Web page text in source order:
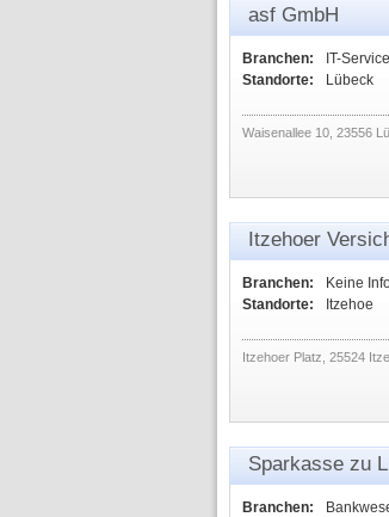
asf GmbH
Branchen:
IT-Service
Standorte:
Lübeck
Waisenallee 10, 23556
Itzehoer
Branchen:
Keine
Standorte:
Itzehoe
Itzehoer Platz, 25524
Sparkasse zu
Branchen: